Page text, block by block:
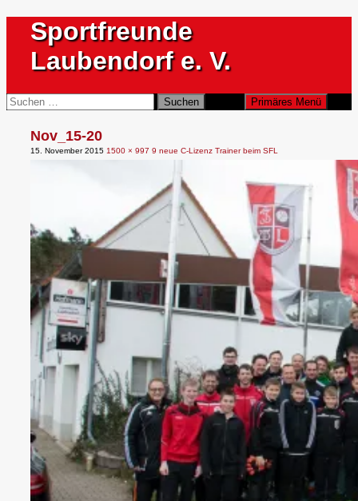
Inhalt
springen
Sportfreunde
Laubendorf e. V.
Suchen Primäres Menü
Suchen
nach:
Nov_15-20
15. November 2015 1500 × 997 9 neue C-Lizenz Trainer beim SFL